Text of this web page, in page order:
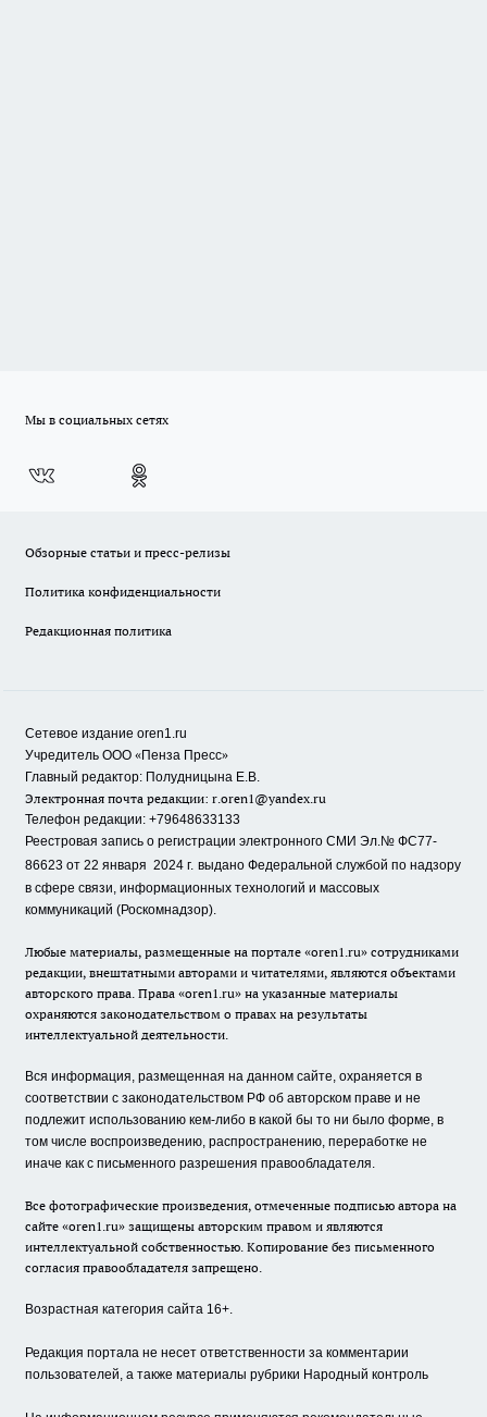
Мы в социальных сетях
Обзорные статьи и пресс-релизы
Политика конфиденциальности
Редакционная политика
Сетевое издание oren1.ru
Учредитель ООО «Пенза Пресс»
Главный редактор: Полудницына Е.В.
Электронная почта редакции: r.oren1@yandex.ru
Телефон редакции: +79648633133
Реестровая запись о регистрации электронного СМИ Эл.№ ФС77-
86623 от 22 января 2024 г. выдано Федеральной службой по надзору
в сфере связи, информационных технологий и массовых
коммуникаций (Роскомнадзор).
Любые материалы, размещенные на портале «oren1.ru» сотрудниками
редакции, внештатными авторами и читателями, являются объектами
авторского права. Права «oren1.ru» на указанные материалы
охраняются законодательством о правах на результаты
интеллектуальной деятельности.
Вся информация, размещенная на данном сайте, охраняется в
соответствии с законодательством РФ об авторском праве и не
подлежит использованию кем-либо в какой бы то ни было форме, в
том числе воспроизведению, распространению, переработке не
иначе как с письменного разрешения правообладателя.
Все фотографические произведения, отмеченные подписью автора на
сайте «oren1.ru» защищены авторским правом и являются
интеллектуальной собственностью. Копирование без письменного
согласия правообладателя запрещено.
Возрастная категория сайта 16+.
Редакция портала не несет ответственности за комментарии
пользователей, а также материалы рубрики Народный контроль